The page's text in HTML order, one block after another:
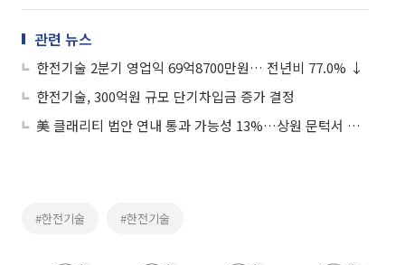
관련 뉴스
한전기술 2분기 영업익 69억8700만원… 전년비 77.0% ↓
한전기술, 300억원 규모 단기차입금 증가 결정
美 클래리티 법안 연내 통과 가능성 13%…상원 문턱서 제동
#한전기술 #한전기술